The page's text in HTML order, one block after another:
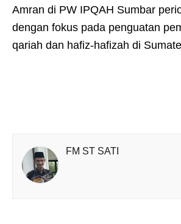
Amran di PW IPQAH Sumbar
dengan fokus pada penguatan
qariah dan hafiz-hafizah di
FM ST SATI